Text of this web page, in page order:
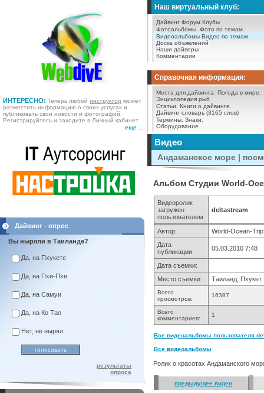
ИНТЕРЕСНО: Теперь любой инструктор может
разместить информацию о своих услугах и
публиковать свои новости и фотографий.
Регистрируйтесь и заходите в Личный кабинет
еще ...
Наш виртуальный клуб:
Дайвинг Форум Клубы
Фотоальбомы. Фото по темам.
Видеоальбомы Видео по темам.
Доска объявлений
Наши дайверы
Комментарии
Справочная информация:
Места для дайвинга.
Погода в мире.
Энциклопедия рыб
Статьи.
Книги о дайвинге.
Дайвинг словарь (3165 слов)
Термины. Знаки.
Оборудование
Дайвинг - опрос
Вы ныряли в Таиланде?
Да, на Пхукете
Да, на Пхи-Пхи
Да, на Самуи
Да, на Ко Тао
Нет, не нырял
результаты
опроса
Видео
Андаманское море |
Альбом Студии World-
Видеоролик
загружен
пользователем:
deltastream
Автор:
World-Ocean-Trip
Дата
публикации:
05.03.2010 7:48
Дата съемки:
Место съемки:
Таиланд, Пхукет
Всего
просмотров:
16387
Всего
комментариев:
1
Все видеоальбомы пользователя
Все видеоальбомы
Ролик о красотах Андаманского
предыдущее видео